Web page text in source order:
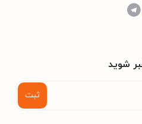
شوید
ثبت